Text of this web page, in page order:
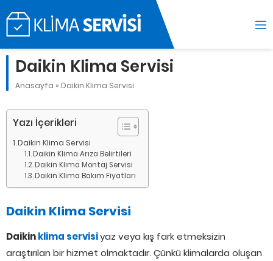
Daikin Klima Servisi
Anasayfa » Daikin Klima Servisi
Yazı İçerikleri
Daikin Klima Servisi
Daikin Klima Arıza Belirtileri
Daikin Klima Montaj Servisi
Daikin Klima Bakım Fiyatları
Daikin Klima Servisi
Daikinklima servisiyaz veya kış fark etmeksizin
araştırılan bir hizmet olmaktadır. Çünkü klimalarda oluşan